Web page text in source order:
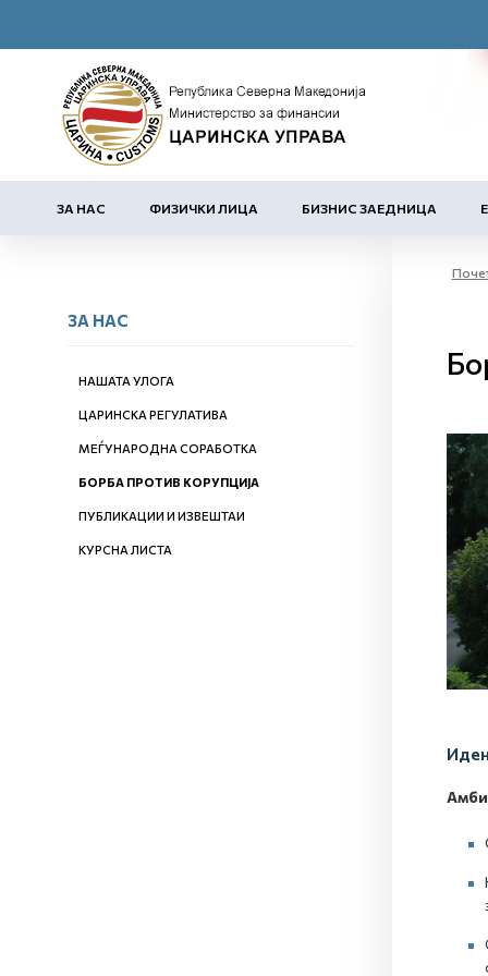
ЗА НАС ФИЗИЧКИ ЛИЦА БИЗНИС ЗАЕДНИЦА
ЗА НАС
НАШАТА УЛОГА
ЦАРИНСКА РЕГУЛАТИВА
МЕЃУНАРОДНА СОРАБОТКА
БОРБА ПРОТИВ КОРУПЦИЈА
ПУБЛИКАЦИИ И ИЗВЕШТАИ
КУРСНА ЛИСТА